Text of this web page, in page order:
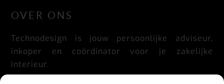
OVER ONS
Technodesign is jouw persoonlijke adviseur,
inkoper en coördinator voor je zakelijke
interieur.